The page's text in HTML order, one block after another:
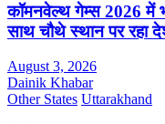
कॉमनवेल्थ गेम्स 2026 में
साथ चौथे स्थान पर रहा
August 3, 2026
Dainik Khabar
Other States Uttarakhand